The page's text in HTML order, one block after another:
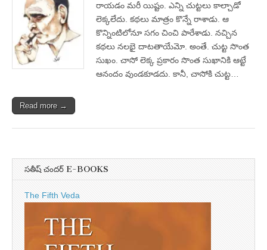
రాయడం మరీ యిష్టం. ఎన్ని చుట్టలు కాల్చాడో
లెక్కలేదు. కథలు మాత్రం కొన్నే రాశాడు. ఆ
కొన్నింటిలోనూ సగం చించి పారేశాడు. నచ్చిన
కథలు నలభై దాటతాయేమో. అంతే. చుట్ట సొంత
సుఖం. చాసో లెక్క ప్రకారం సొంత సుఖానికి ఆట్టే
ఆనందం వుండకూడదు. కానీ, చాసోకి చుట్ట…
Read more →
సతీష్ చందర్ E-BOOKS
The Fifth Veda